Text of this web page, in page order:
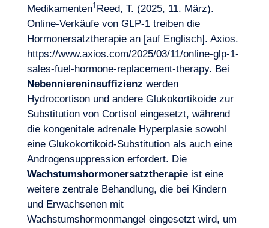
Lust, an Bord zu gehen?
Medikamenten1Reed, T. (2025, 11. März).
Online-Verkäufe von GLP-1 treiben die
Hormonersatztherapie an [auf Englisch]. Axios.
https://www.axios.com/2025/03/11/online-glp-1-
sales-fuel-hormone-replacement-therapy. Bei
Nebenniereninsuffizienz werden
Hydrocortison und andere Glukokortikoide zur
Substitution von Cortisol eingesetzt, während
die kongenitale adrenale Hyperplasie sowohl
eine Glukokortikoid-Substitution als auch eine
Androgensuppression erfordert. Die
Wachstumshormonersatztherapieist eine
weitere zentrale Behandlung, die bei Kindern
und Erwachsenen mit
Wachstumshormonmangel eingesetzt wird, um